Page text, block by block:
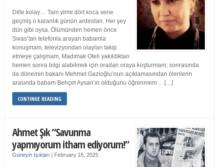
Dille kolay… Tam yirmi dört koca sene
geçmiş o karanlık günün ardından. Her şey
dün gibi oysa. Ölümünden hemen önce
Sıvas’tan telefonla arayan babamla
konuşmam, televizyondan olayları takip
etmeye çalışmam, Madımak Oteli yakıldıktan
hemen sonra bilgi alabilmek için oradan oraya koşturmam; sonrasında
da dönemin bakanı Mehmet Gazioğlu’nun açıklamasından ölenlerin
arasında babam Behçet Aysan’ın olduğunu öğrenmem… […]
CONTINUE READING
Ahmet Şık “Savunma
yapmıyorum itham ediyorum!”
Güneyin Işıkları | February 16, 2025